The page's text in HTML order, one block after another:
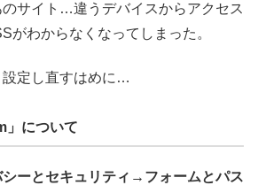
サイト…違うデバイスからアクセス
がわからなくなってしまった。
設定し直すはめに…
」について
ーとセキュリティ→フォームとパス